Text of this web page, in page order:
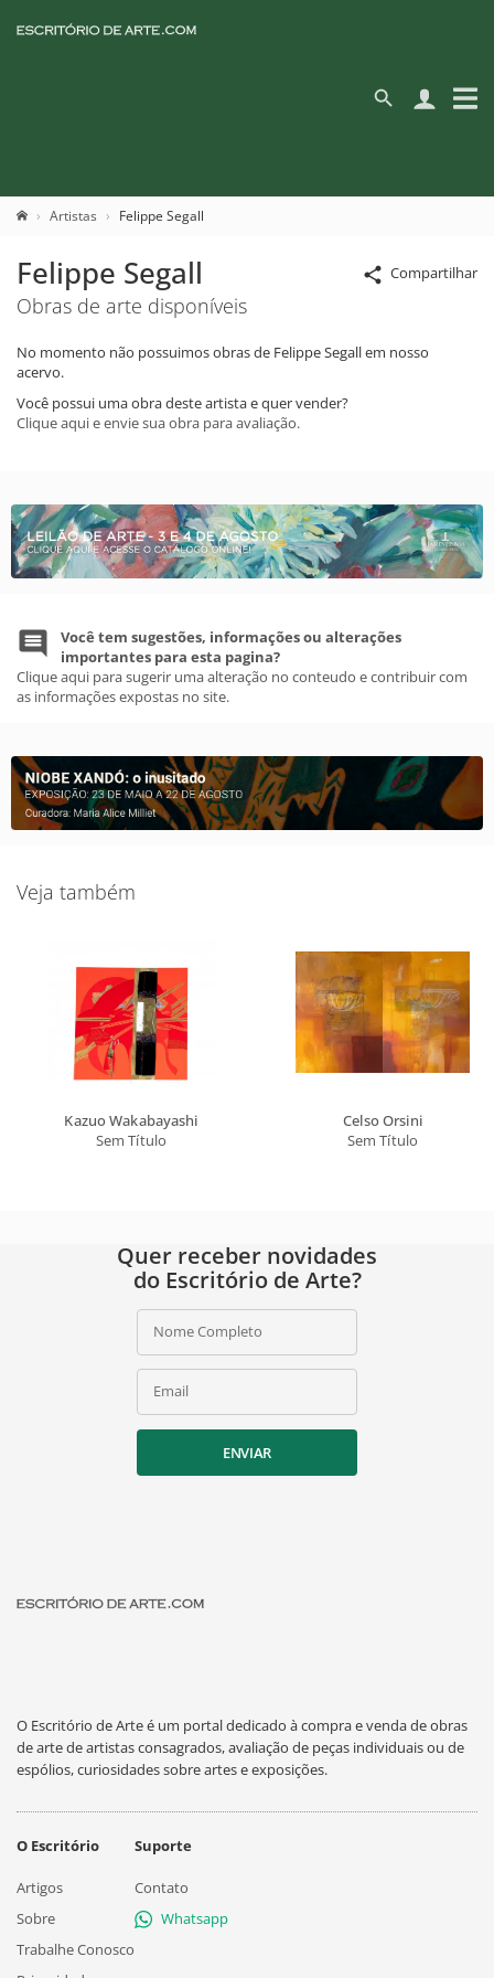
Artistas Felippe Segall
Compartilhar
Felippe Segall
Obras de arte disponíveis
No momento não possuimos obras de Felippe Segall em nosso
acervo.
Você possui uma obra deste artista e quer vender?
Clique aqui e envie sua obra para avaliação.
Você tem sugestões, informações ou alterações
importantes para esta pagina?
Clique aqui para sugerir uma alteração no conteudo e contribuir com
as informações expostas no site.
Veja também
Kazuo Wakabayashi
Sem Título
Celso Orsini
Sem Título
Quer receber novidades
do Escritório de Arte?
Nome Completo
Email
ENVIAR
O Escritório de Arte é um portal dedicado à compra e venda de obras
de arte de artistas consagrados, avaliação de peças individuais ou de
espólios, curiosidades sobre artes e exposições.
O Escritório
Artigos
Sobre
Trabalhe Conosco
Suporte
Contato
Whatsapp